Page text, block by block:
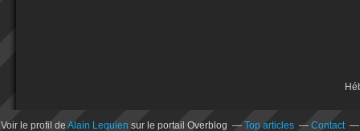
Voir le profil de Alain Lequien sur le portail Overblog Top articles Contact